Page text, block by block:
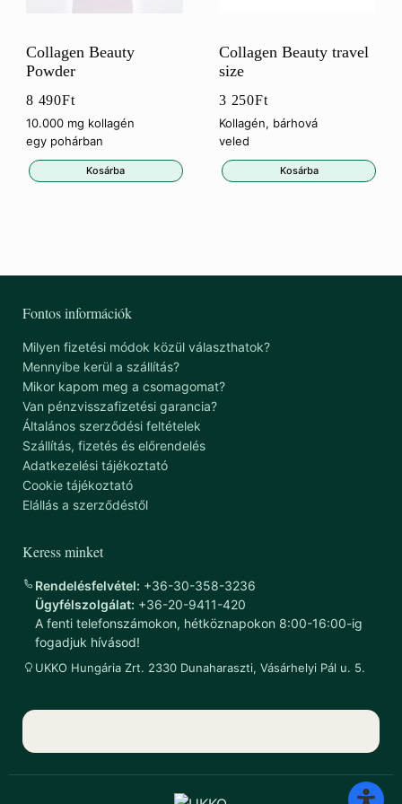
Collagen Beauty
Powder
8 490Ft
10.000 mg kollagén
egy pohárban
Kosárba
Collagen Beauty travel
size
3 250Ft
Kollagén, bárhová
veled
Kosárba
Fontos információk
Milyen fizetési módok közül választhatok?
Mennyibe kerül a szállítás?
Mikor kapom meg a csomagomat?
Van pénzvisszafizetési garancia?
Általános szerződési feltételek
Szállítás, fizetés és előrendelés
Adatkezelési tájékoztató
Cookie tájékoztató
Elállás a szerződéstől
Keress minket
Rendelésfelvétel: +36-30-358-3236
Ügyfélszolgálat: +36-20-9411-420
A fenti telefonszámokon, hétköznapokon 8:00-16:00-ig
fogadjuk hívásod!
UKKO Hungária Zrt. 2330 Dunaharaszti, Vásárhelyi Pál u. 5.